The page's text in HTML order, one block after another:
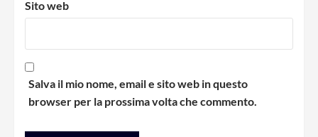
Sito web
Salva il mio nome, email e sito web in questo
browser per la prossima volta che commento.